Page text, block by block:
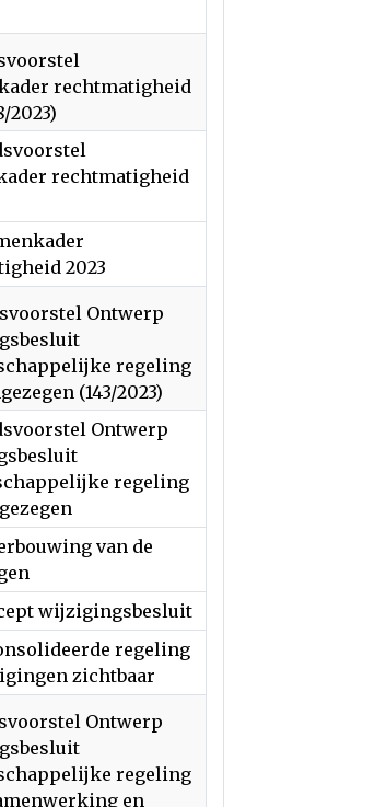
rechtmatigheid
2023)
rechtmatigheid
2023
Ontwerp
regeling
(143/2023)
Ontwerp
regeling
van de
wijzigingsbesluit
regeling
zichtbaar
Ontwerp
regeling
en